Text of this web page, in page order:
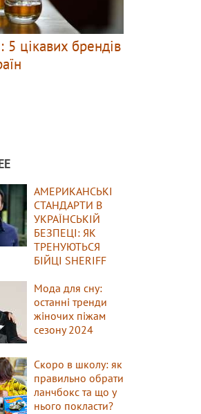
5 цікавих брендів
АМЕРИКАНСЬКІ
СТАНДАРТИ В
УКРАЇНСЬКІЙ
БЕЗПЕЦІ: ЯК
ТРЕНУЮТЬСЯ
БІЙЦІ SHERIFF
Мода для сну:
останні тренди
жіночих піжам
сезону 2024
Скоро в школу: як
правильно обрати
ланчбокс та що у
нього покласти?